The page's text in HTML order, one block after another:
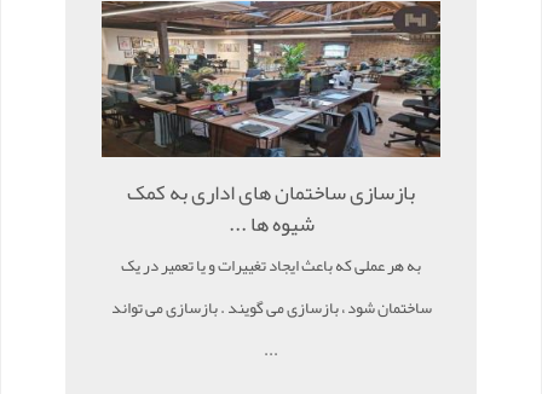
بازسازی ساختمان های اداری به کمک
شیوه ها ...
به هر عملی که باعث ایجاد تغییرات و یا تعمیر در یک
ساختمان شود ، بازسازی می گویند . بازسازی می تواند
...